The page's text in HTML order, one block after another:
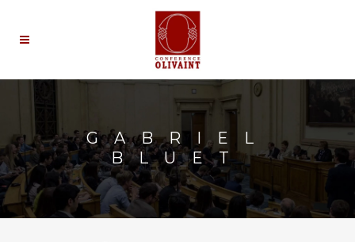
GABRIEL
BLUET